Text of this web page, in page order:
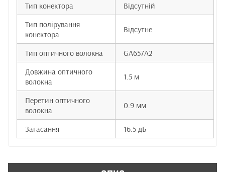
Тип конектора
Відсутній
Тип полірування
конектора
Відсутне
Тип оптичного волокна
GA657A2
Довжина оптичного
волокна
1.5 м
Перетин оптичного
волокна
0.9 мм
Загасання 16.5 дБ